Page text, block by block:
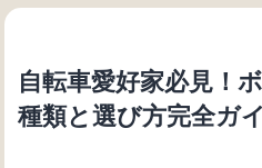
ッ
自転車愛好家必見！
種類と選び方完全ガ